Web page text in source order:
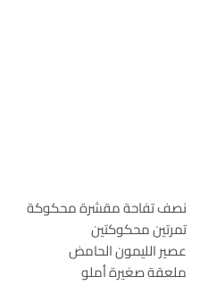
نصف تفاحة مقشرة محكوكة
تمرتين محكوكتين
عصير الليمون الحامض
ملعقة صغيرة أملو